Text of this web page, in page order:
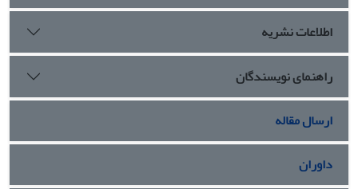
اطلاعات نشریه
راهنمای نویسندگان
ارسال مقاله
داوران